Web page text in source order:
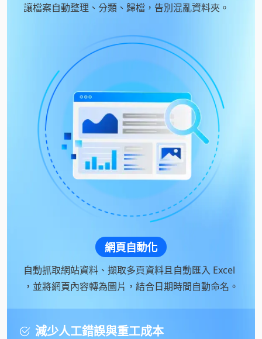
讓檔案自動整理、分類、歸檔，告別混亂資料夾。
網頁自動化
自動抓取網站資料、擷取多頁資料且自動匯入 Excel
，並將網頁內容轉為圖片，結合日期時間自動命名。
減少人工錯誤與重工成本